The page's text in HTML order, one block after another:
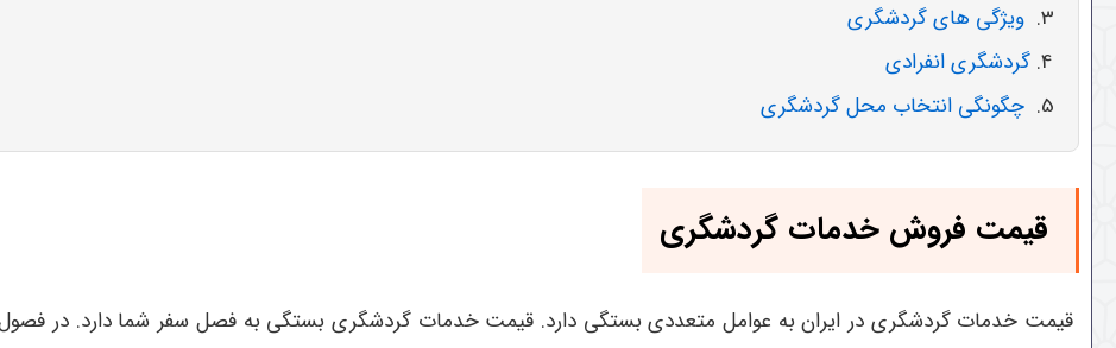
ویژگی های گردشگری
گردشگری انفرادی
چگونگی انتخاب محل گردشگری
قیمت فروش خدمات گردشگری
قیمت خدمات گردشگری در ایران به عوامل متعددی بستگی دارد. قیمت خدمات گردشگری بستگی به فصل سفر شما دارد. در فصول